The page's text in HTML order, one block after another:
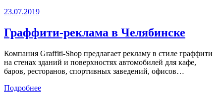
23.07.2019
Граффити-реклама в Челябинске
Компания Graffiti-Shop предлагает рекламу в стиле граффити
на стенах зданий и поверхностях автомобилей для кафе,
баров, ресторанов, спортивных заведений, офисов…
Подробнее